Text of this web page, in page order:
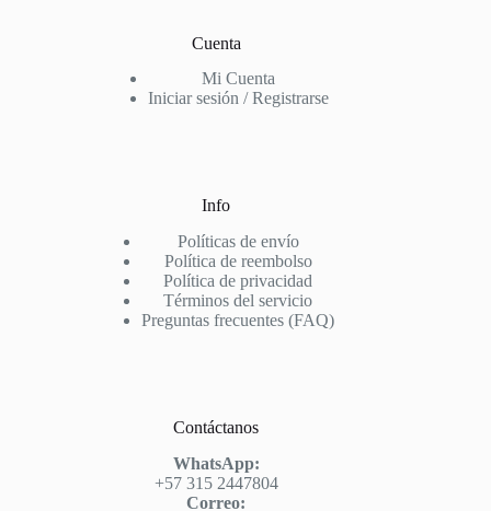
Cuenta
Mi Cuenta
Iniciar sesión / Registrarse
Info
Políticas de envío
Política de reembolso
Política de privacidad
Términos del servicio
Preguntas frecuentes (FAQ)
Contáctanos
WhatsApp:
+57 315 2447804
Correo: